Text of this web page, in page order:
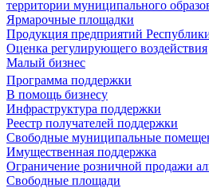
территории муниципального
Ярмарочные площадки
Продукция предприятий
Оценка регулирующего воздействия
Малый бизнес
Программа поддержки
В помощь бизнесу
Инфраструктура поддержки
Реестр получателей поддержки
Свободные муниципальные
Имущественная поддержка
Ограничение розничной продажи
Свободные площади